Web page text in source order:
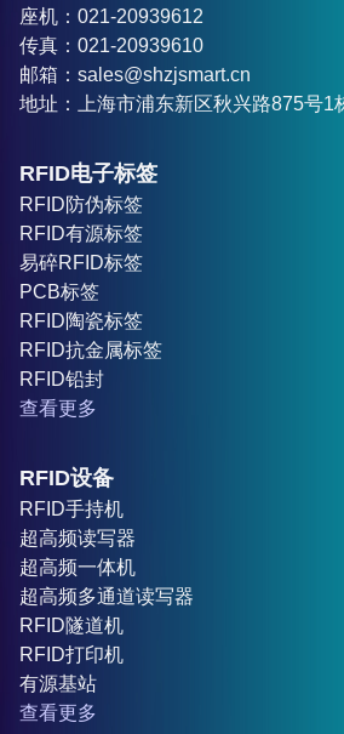
座机：021-20939612
传真：021-20939610
邮箱：sales@shzjsmart.cn
地址：上海市浦东新区秋兴路875号1
RFID电子标签
RFID防伪标签
RFID有源标签
易碎RFID标签
PCB标签
RFID陶瓷标签
RFID抗金属标签
RFID铅封
查看更多
RFID设备
RFID手持机
超高频读写器
超高频一体机
超高频多通道读写器
RFID隧道机
RFID打印机
有源基站
查看更多